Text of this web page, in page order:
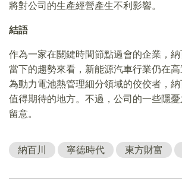
將對公司的生產經營產生不利影響。
結語
作為一家在關鍵時間節點過會的企業，
當下的趨勢來看，新能源汽車行業仍在
為動力電池熱管理細分領域的佼佼者，
值得期待的地方。不過，公司的一些隱
留意。
納百川 寧德時代 東方財富